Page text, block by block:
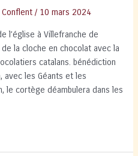
/ 10 mars 2024
l’église à Villefranche de
la cloche en chocolat avec la
catalans. bénédiction
avec les Géants et les
le cortège déambulera dans les